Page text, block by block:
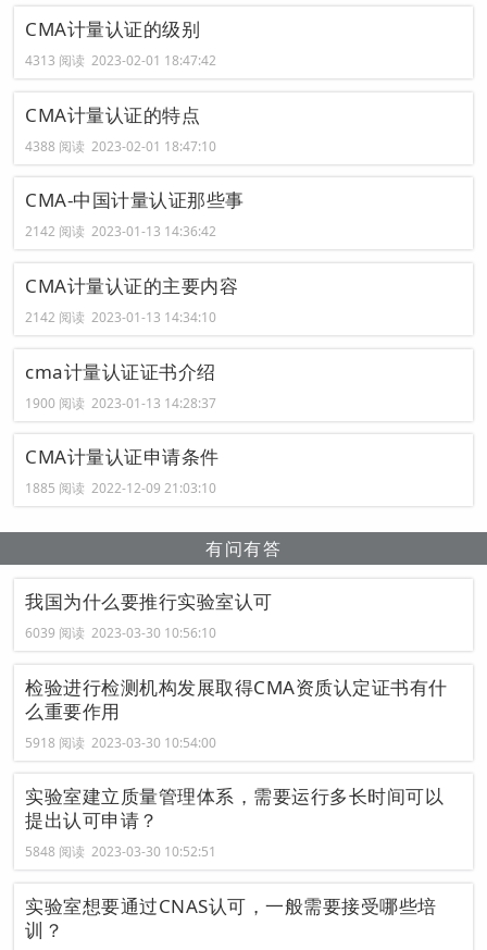
CMA计量认证的级别
4313 阅读 2023-02-01 18:47:42
CMA计量认证的特点
4388 阅读 2023-02-01 18:47:10
CMA-中国计量认证那些事
2142 阅读 2023-01-13 14:36:42
CMA计量认证的主要内容
2142 阅读 2023-01-13 14:34:10
cma计量认证证书介绍
1900 阅读 2023-01-13 14:28:37
CMA计量认证申请条件
1885 阅读 2022-12-09 21:03:10
有问有答
我国为什么要推行实验室认可
6039 阅读 2023-03-30 10:56:10
检验进行检测机构发展取得CMA资质认定证书有什
么重要作用
5918 阅读 2023-03-30 10:54:00
实验室建立质量管理体系，需要运行多长时间可以
提出认可申请？
5848 阅读 2023-03-30 10:52:51
实验室想要通过CNAS认可，一般需要接受哪些培
训？